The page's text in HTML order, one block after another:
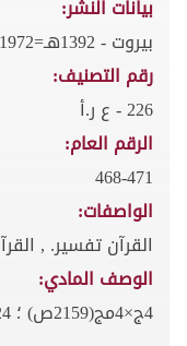
بيانات النشر:
بيروت - 1392هـ=1972م
رقم التصنيف:
226 - ع ر.أ
الرقم العام:
468-471
الواصفات:
القرآن تفسير. ,
الوصف المادي:
4ج×4مج(2159ص) ؛ 24سم